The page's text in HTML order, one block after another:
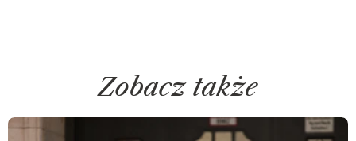
Zobacz także